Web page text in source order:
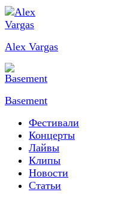
Alex Vargas
Basement
Фестивали
Концерты
Лайвы
Клипы
Новости
Статьи